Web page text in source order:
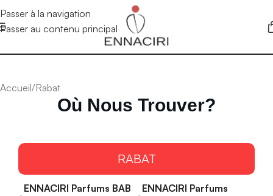
Passer à la navigation
Passer au contenu principal
Accueil Rabat
Où Nous Trouver?
RABAT
ENNACIRI Parfums BAB
ENNACIRI Parfums